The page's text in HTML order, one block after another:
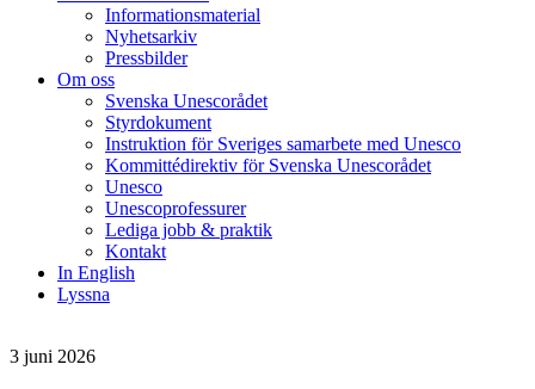
Informationsmaterial
Nyhetsarkiv
Pressbilder
Om oss
Svenska Unescorådet
Styrdokument
Instruktion för Sveriges samarbete med Unesco
Kommittédirektiv för Svenska Unescorådet
Unesco
Unescoprofessurer
Lediga jobb & praktik
Kontakt
In English
Lyssna
3 juni 2026